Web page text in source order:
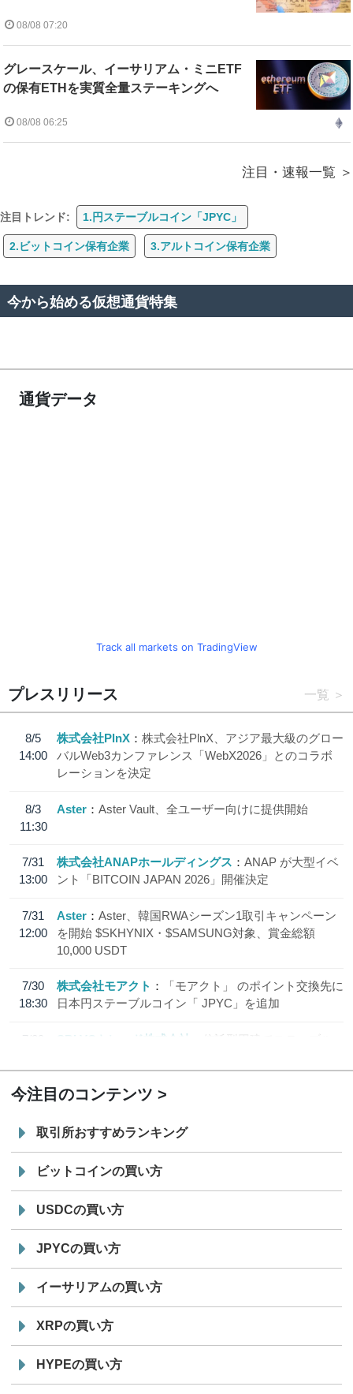
08/08 07:20
グレースケール、イーサリアム・ミニETF
の保有ETHを実質全量ステーキングへ
08/08 06:25
注目・速報一覧
注目トレンド: 1.円ステーブルコイン「JPYC」
2.ビットコイン保有企業 3.アルトコイン保有企業
今から始める仮想通貨特集
通貨データ
Track all markets on TradingView
プレスリリース 一覧
8/5
14:00
株式会社PlnX
株式会社PlnX、アジア最大級のグロー
バルWeb3カンファレンス「WebX2026」とのコラボ
レーションを決定
8/3
11:30
Aster Aster Vault、全ユーザー向けに提供開始
7/31
13:00
株式会社ANAPホールディングス
ANAP が大型イベ
ント「BITCOIN JAPAN 2026」開催決定
7/31
12:00
Aster
Aster、韓国RWAシーズン1取引キャンペーン
を開始 $SKHYNIX・$SAMSUNG対象、賞金総額
10,000 USDT
7/30
18:30
株式会社モアクト
「モアクト」 のポイント交換先に
日本円ステーブルコイン「 JPYC」を追加
7/29
SBI VCトレード株式会社
信託型円建てステーブル
今注目のコンテンツ
取引所おすすめランキング
ビットコインの買い方
USDCの買い方
JPYCの買い方
イーサリアムの買い方
XRPの買い方
HYPEの買い方